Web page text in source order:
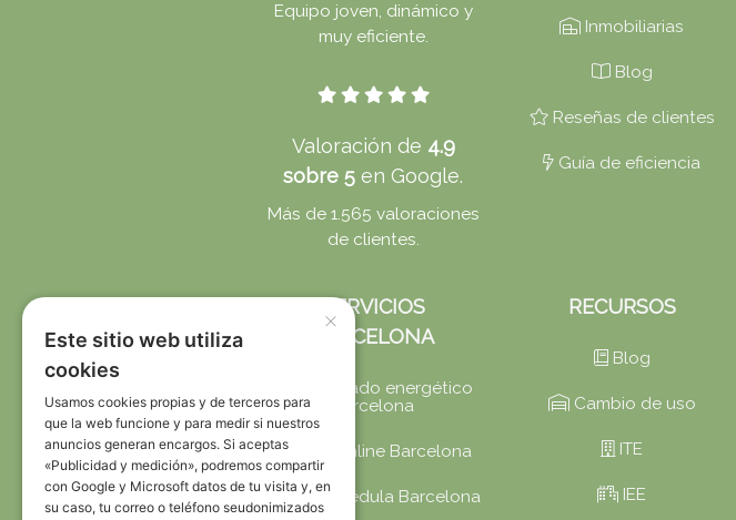
Equipo joven, dinámico y
muy eficiente.
Valoración de 4.9
sobre 5 en Google.
Más de 1.565 valoraciones
de clientes.
Inmobiliarias
Blog
Reseñas de clientes
Guía de eficiencia
SERVICIOS
BARCELONA
Certificado energético
Barcelona
CEE online Barcelona
CEE + Cédula Barcelona
RECURSOS
Blog
Cambio de uso
ITE
IEE
×
Este sitio web utiliza
cookies
Usamos cookies propias y de terceros para
que la web funcione y para medir si nuestros
anuncios generan encargos. Si aceptas
«Publicidad y medición», podremos compartir
con Google y Microsoft datos de tu visita y, en
su caso, tu correo o teléfono seudonimizados